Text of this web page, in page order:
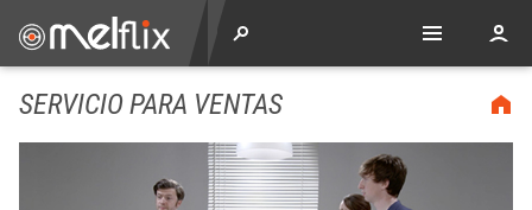
SERVICIO PARA VENTAS